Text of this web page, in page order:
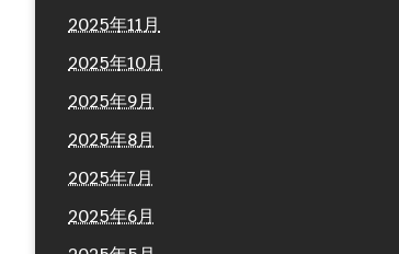
2025年11月
2025年10月
2025年9月
2025年8月
2025年7月
2025年6月